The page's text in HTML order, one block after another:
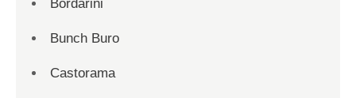
Bordarini
Bunch Buro
Castorama